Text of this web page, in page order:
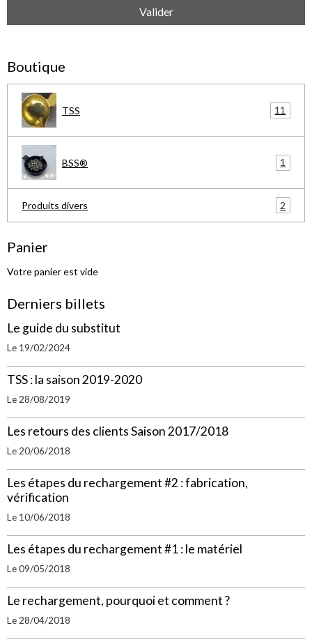
Valider
Boutique
TSS 11
BSS® 1
Produits divers 2
Panier
Votre panier est vide
Derniers billets
Le guide du substitut
Le 19/02/2024
TSS : la saison 2019-2020
Le 28/08/2019
Les retours des clients Saison 2017/2018
Le 20/06/2018
Les étapes du rechargement #2 : fabrication,
vérification
Le 10/06/2018
Les étapes du rechargement #1 : le matériel
Le 09/05/2018
Le rechargement, pourquoi et comment ?
Le 28/04/2018